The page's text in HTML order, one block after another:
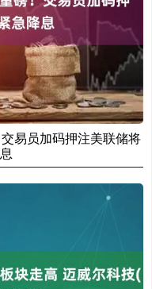
易员加码押注美联储将